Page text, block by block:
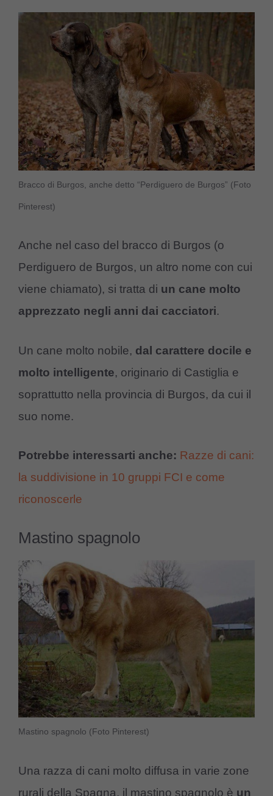
Bracco di Burgos, anche detto “Perdiguero de Burgos” (Foto
Pinterest)
Anche nel caso del bracco di Burgos (o
Perdiguero de Burgos, un altro nome con cui
viene chiamato), si tratta di un cane molto
apprezzato negli anni dai cacciatori.
Un cane molto nobile, dal carattere docile e
molto intelligente, originario di Castiglia e
soprattutto nella provincia di Burgos, da cui il
suo nome.
Potrebbe interessarti anche: Razze di cani:
la suddivisione in 10 gruppi FCI e come
riconoscerle
Mastino spagnolo
Mastino spagnolo (Foto Pinterest)
Una razza di cani molto diffusa in varie zone
rurali della Spagna, il mastino spagnolo è un